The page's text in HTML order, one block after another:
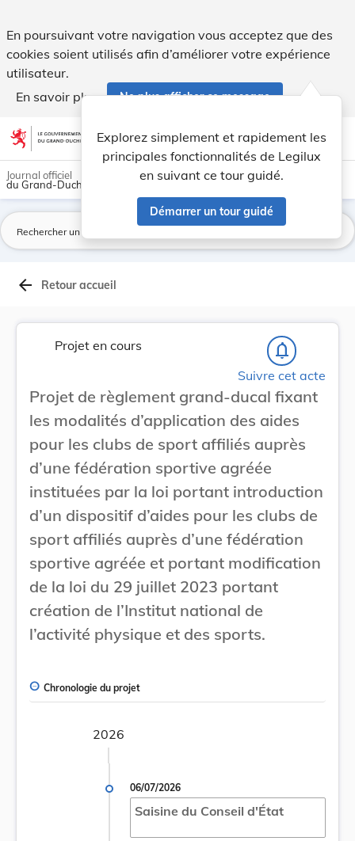
En poursuivant votre navigation vous acceptez que des
cookies soient utilisés afin d’améliorer votre expérience
utilisateur.
En savoir plus
Ne plus afficher ce message
Aller au contenu account_circle help Aide
Explorez simplement et rapidement les
principales fonctionnalités de Legilux
en suivant ce tour guidé.
Démarrer un tour guidé
light_mode dark_mode
Journal officiel
du Grand-Duché de Luxembourg
arrow_back Retour accueil
Projet en cours notifications_none
Suivre cet acte
Projet de règlement grand-ducal fixant
les modalités d’application des aides
pour les clubs de sport affiliés auprès
d’une fédération sportive agréée
instituées par la loi portant introduction
d’un dispositif d’aides pour les clubs de
sport affiliés auprès d’une fédération
sportive agréée et portant modification
de la loi du 29 juillet 2023 portant
création de l’Institut national de
l’activité physique et des sports.
Chronologie du projet
2026
06/07/2026
Saisine du Conseil d'État